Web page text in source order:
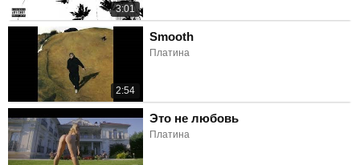
3:01
2:54
Smooth
Платина
Это не любовь
Платина